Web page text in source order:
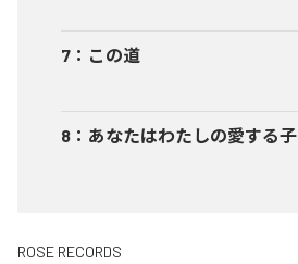
7 ： この道
8 ： あなたはわたしの愛する子
ROSE RECORDS